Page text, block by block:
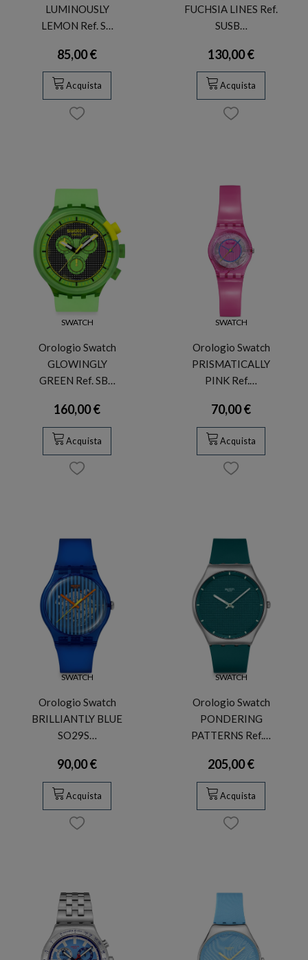
LUMINOUSLY
LEMON Ref. S…
85,00 €
Acquista
FUCHSIA LINES Ref.
SUSB…
130,00 €
Acquista
SWATCH
Orologio Swatch
GLOWINGLY
GREEN Ref. SB…
160,00 €
Acquista
SWATCH
Orologio Swatch
PRISMATICALLY
PINK Ref.…
70,00 €
Acquista
SWATCH
Orologio Swatch
BRILLIANTLY BLUE
SO29S…
90,00 €
Acquista
SWATCH
Orologio Swatch
PONDERING
PATTERNS Ref.…
205,00 €
Acquista